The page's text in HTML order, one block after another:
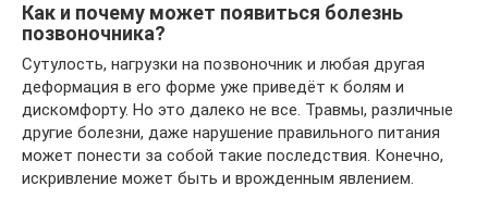
Как и почему может появиться болезнь
позвоночника?
Сутулость, нагрузки на позвоночник и любая другая
деформация в его форме уже приведёт к болям и
дискомфорту. Но это далеко не все. Травмы, различные
другие болезни, даже нарушение правильного питания
может понести за собой такие последствия. Конечно,
искривление может быть и врожденным явлением.